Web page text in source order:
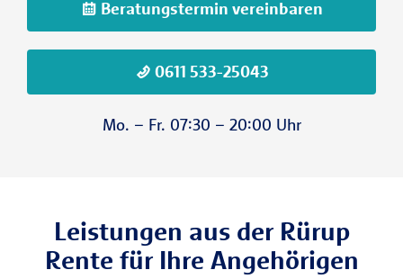
Beratungstermin vereinbaren
0611 533-25043
Mo. – Fr. 07:30 – 20:00 Uhr
Leistungen aus der Rürup
Rente für Ihre Angehörigen